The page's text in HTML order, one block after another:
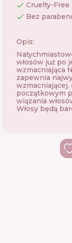
Cruelty-Free
Bez
Opis:
włosów już po
wzmacniająca
zapewnia
początkowym
wiązania
Włosy będą